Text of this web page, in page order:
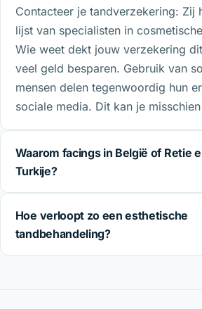
Contacteer je tandverzekering: Zij
lijst van specialisten in
Wie weet dekt jouw verzekering
veel geld besparen. Gebruik van
mensen delen tegenwoordig hun
sociale media. Dit kan je
Waarom facings in België of Retie
Turkije?
Hoe verloopt zo een esthetische
tandbehandeling?